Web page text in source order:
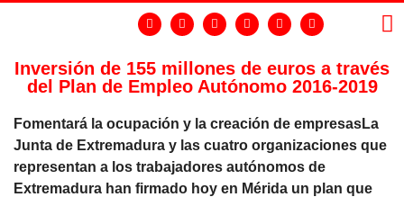
Inversión de 155 millones de euros a través
del Plan de Empleo Autónomo 2016-2019
Fomentará la ocupación y la creación de empresasLa
Junta de Extremadura y las cuatro organizaciones que
representan a los trabajadores autónomos de
Extremadura han firmado hoy en Mérida un plan que